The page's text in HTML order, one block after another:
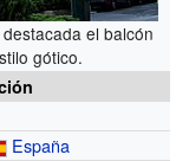
el balcón
gótico.
España